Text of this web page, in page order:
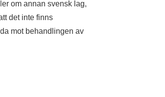
om annan svensk lag,
det inte finns
mot behandlingen av